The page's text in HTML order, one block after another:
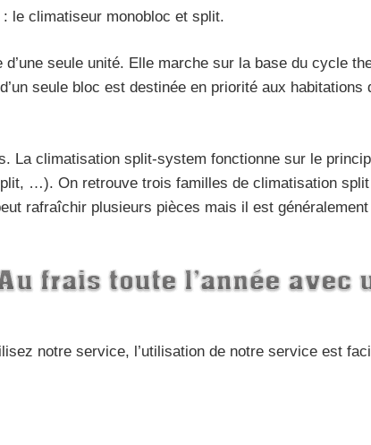
le climatiseur monobloc et split.
seule unité. Elle marche sur la base du cycle
seule bloc est destinée en priorité aux
La climatisation split-system fonctionne sur le
…). On retrouve trois familles de climatisation
rafraîchir plusieurs pièces mais il est
notre service, l’utilisation de notre service est